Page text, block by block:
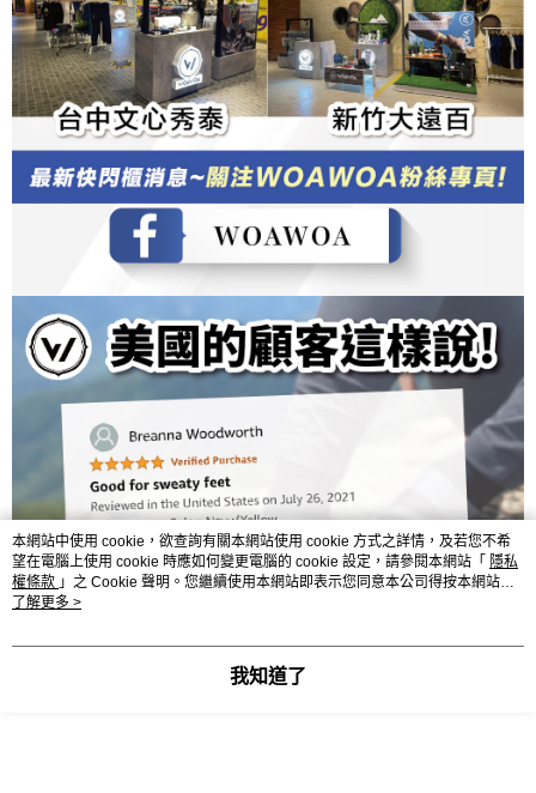
本網站中使用 cookie，欲查詢有關本網站使用 cookie 方式之詳情，及若您不希
望在電腦上使用 cookie 時應如何變更電腦的 cookie 設定，請參閱本網站「 隱私
權條款 」之 Cookie 聲明。您繼續使用本網站即表示您同意本公司得按本網站使
用條款之 Cookie 聲明使用 cookie。
了解更多 >
我知道了